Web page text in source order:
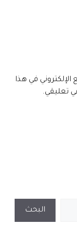
الإلكتروني في هذا
تعليقي.
البحث